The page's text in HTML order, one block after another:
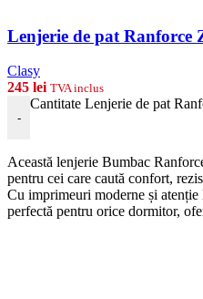
Lenjerie de pat Ranforce
Clasy
245 lei TVA inclus
-
Cantitate Lenjerie de pat
Această lenjerie Bumbac
pentru cei care caută confort,
Cu imprimeuri moderne și atenție
perfectă pentru orice dormitor,